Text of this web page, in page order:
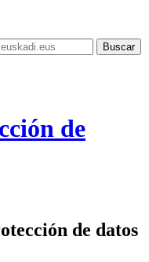
de
de datos